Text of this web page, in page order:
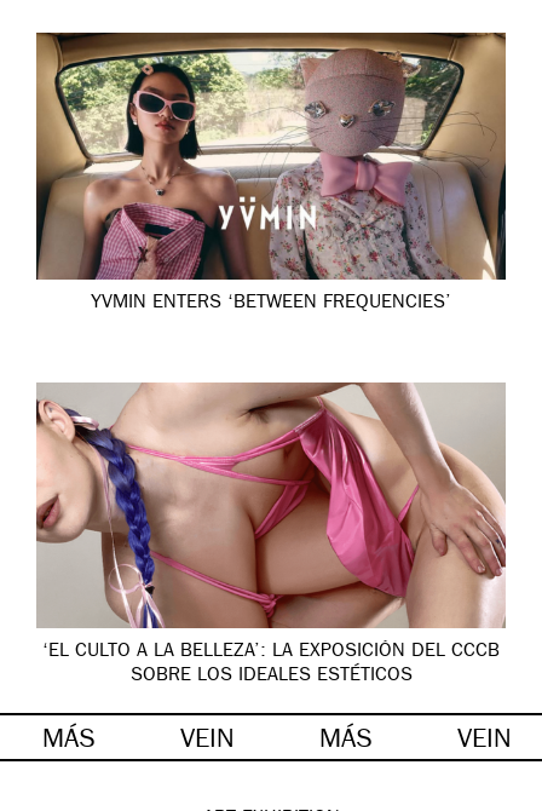
YVMIN ENTERS ‘BETWEEN FREQUENCIES’
‘EL CULTO A LA BELLEZA’: LA EXPOSICIÓN DEL CCCB
SOBRE LOS IDEALES ESTÉTICOS
MÁS VEIN MÁS VEIN